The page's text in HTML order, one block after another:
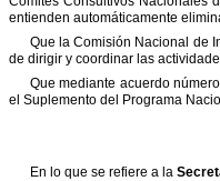
entienden automáticamente
Que la Comisión Nacional de
de dirigir y coordinar las
Que mediante acuerdo número
el Suplemento del Programa
En lo que se refiere a la